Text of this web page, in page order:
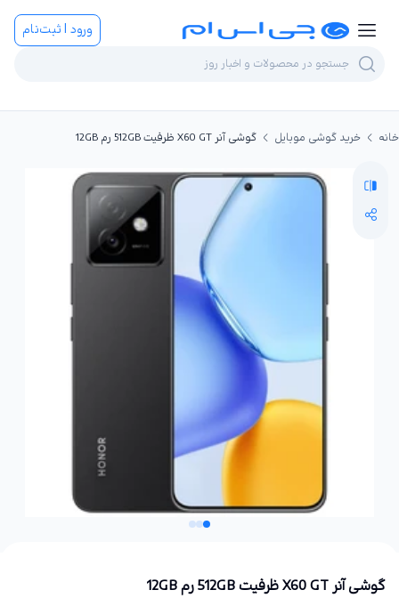
ورود | ثبت‌نام
خانه خرید گوشی موبایل گوشی آنر X60 GT ظرفیت 512GB رم 12GB
گوشی آنر X60 GT ظرفیت 512GB رم 12GB